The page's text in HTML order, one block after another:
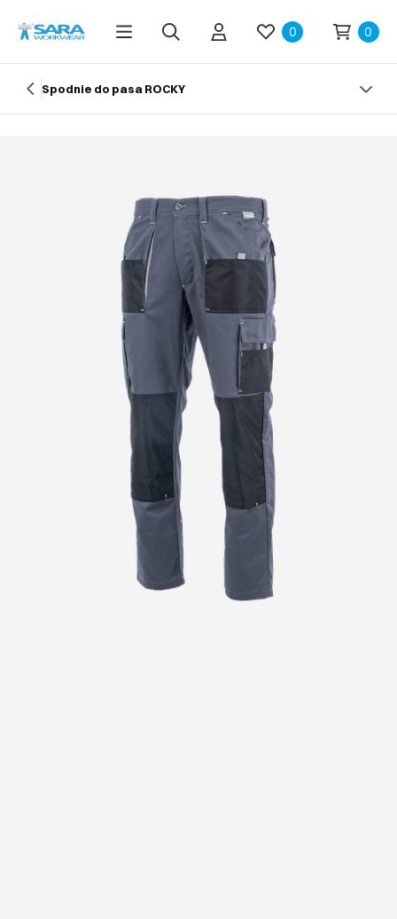
0 0
Spodnie do pasa ROCKY